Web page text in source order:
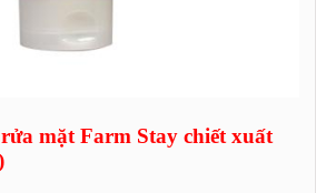
mặt Farm Stay chiết xuất